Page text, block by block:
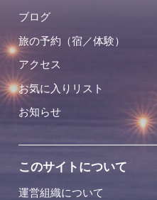
ブログ
旅の予約（宿／体験）
アクセス
お気に入りリスト
お知らせ
このサイトについて
運営組織について